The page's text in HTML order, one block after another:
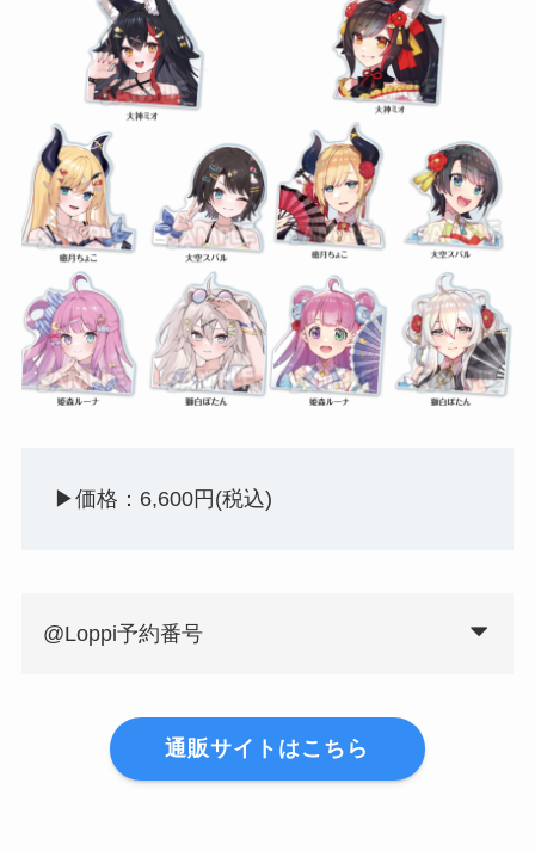
▶︎価格：6,600円(税込)
@Loppi予約番号
通販サイトはこちら